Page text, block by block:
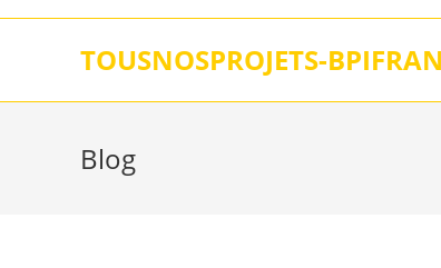
Skip
TOUSNOSPROJETS-
Blog